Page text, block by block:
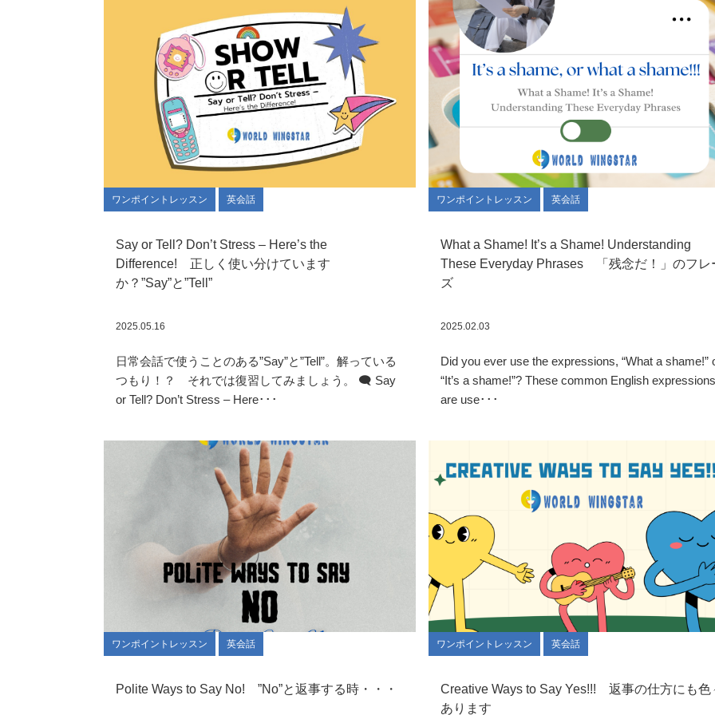
ワンポイントレッスン 英会話
Say or Tell? Don’t Stress – Here’s the
Difference! 正しく使い分けています
か？”Say”と”Tell”
2025.05.16
日常会話で使うことのある”Say”と”Tell”。解っている
つもり！？ それでは復習してみましょう。 🗨️ Say
or Tell? Don’t Stress – Here･･･
ワンポイントレッスン 英会話
What a Shame! It’s a Shame! Understanding
These Everyday Phrases 「残念だ！」のフレ
ズ
2025.02.03
Did you ever use the expressions, “What a shame!”
“It’s a shame!”? These common English
are use･･･
ワンポイントレッスン 英会話
Polite Ways to Say No! ”No”と返事する時・・・
ワンポイントレッスン 英会話
Creative Ways to Say Yes!!! 返事の仕方にも色
あります